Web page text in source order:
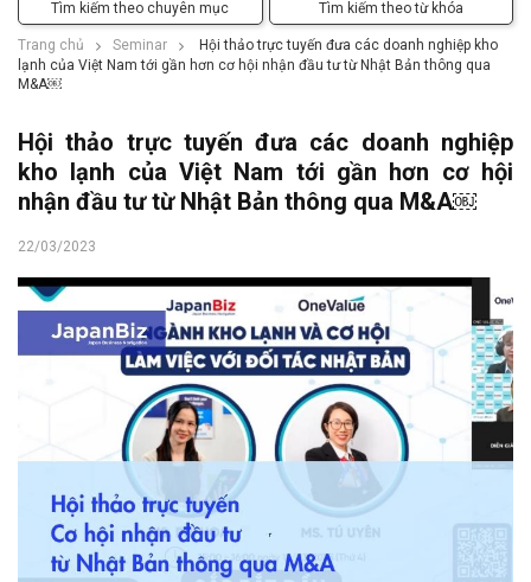
Tìm kiếm theo chuyên mục Tìm kiếm theo từ khóa
Trang chủ Seminar
Hội thảo trực tuyến đưa các doanh nghiệp kho
lạnh của Việt Nam tới gần hơn cơ hội nhận đầu tư từ Nhật Bản thông qua
M&A￼
Hội thảo trực tuyến đưa các doanh nghiệp
kho lạnh của Việt Nam tới gần hơn cơ hội
nhận đầu tư từ Nhật Bản thông qua M&A￼
22/03/2023